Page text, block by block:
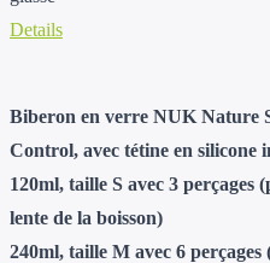
Details
Biberon en verre NUK Nature
Control, avec tétine en silicone
120ml, taille S avec 3 perçages
lente de la boisson)
240ml, taille M avec 6